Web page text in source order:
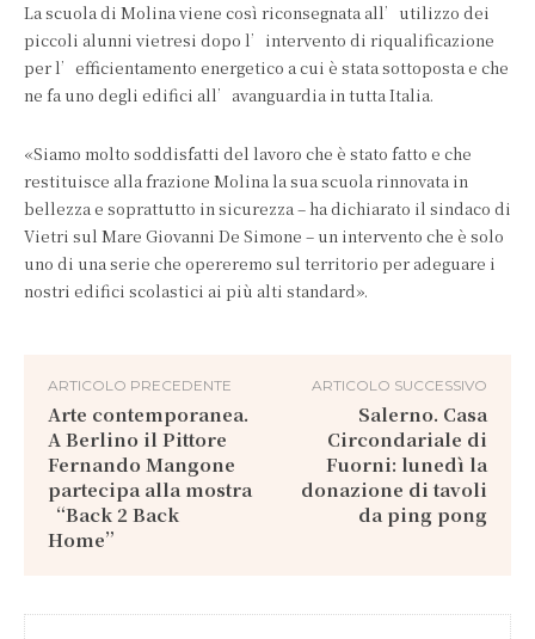
La scuola di Molina viene così riconsegnata all’utilizzo dei
piccoli alunni vietresi dopo l’intervento di riqualificazione
per l’efficientamento energetico a cui è stata sottoposta e che
ne fa uno degli edifici all’avanguardia in tutta Italia.
«Siamo molto soddisfatti del lavoro che è stato fatto e che
restituisce alla frazione Molina la sua scuola rinnovata in
bellezza e soprattutto in sicurezza – ha dichiarato il sindaco di
Vietri sul Mare Giovanni De Simone – un intervento che è solo
uno di una serie che opereremo sul territorio per adeguare i
nostri edifici scolastici ai più alti standard».
ARTICOLO PRECEDENTE
Arte contemporanea.
A Berlino il Pittore
Fernando Mangone
partecipa alla mostra
“Back 2 Back
Home”
ARTICOLO SUCCESSIVO
Salerno. Casa
Circondariale di
Fuorni: lunedì la
donazione di tavoli
da ping pong